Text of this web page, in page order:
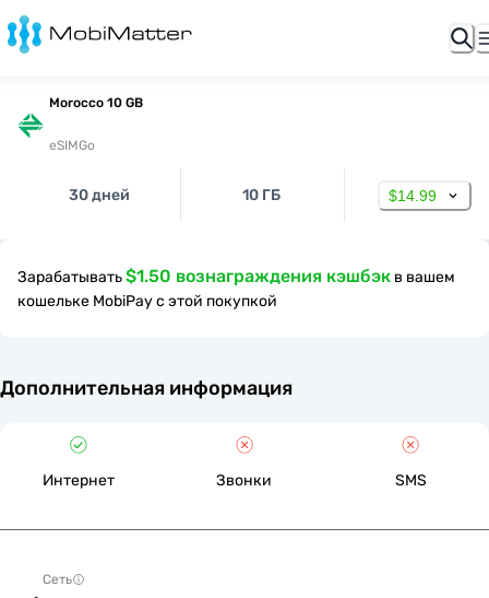
Morocco 10 GB
eSIMGo
30 дней 10 ГБ $14.99
Зарабатывать$1.50 вознаграждения кэшбэк в вашем
кошельке MobiPay с этой покупкой
Дополнительная информация
Интернет Звонки SMS
Сеть